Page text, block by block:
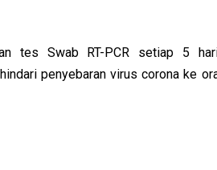
tes Swab RT-PCR setiap 5
penyebaran virus corona ke